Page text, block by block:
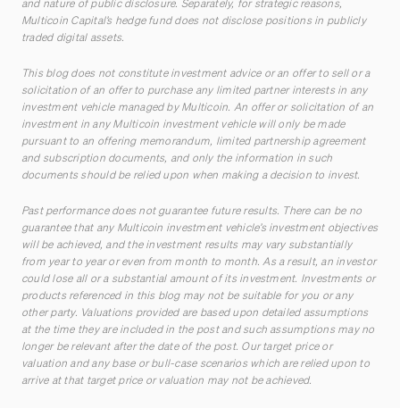
Multicoin Capital’s hedge fund does not disclose positions in publicly
traded digital assets.
This blog does not constitute investment advice or an offer to sell or a
solicitation of an offer to purchase any limited partner interests in any
investment vehicle managed by Multicoin. An offer or solicitation of an
investment in any Multicoin investment vehicle will only be made
pursuant to an offering memorandum, limited partnership agreement
and subscription documents, and only the information in such
documents should be relied upon when making a decision to invest.
Past performance does not guarantee future results. There can be no
guarantee that any Multicoin investment vehicle’s investment objectives
will be achieved, and the investment results may vary substantially
from year to year or even from month to month. As a result, an investor
could lose all or a substantial amount of its investment. Investments or
products referenced in this blog may not be suitable for you or any
other party. Valuations provided are based upon detailed assumptions
at the time they are included in the post and such assumptions may no
longer be relevant after the date of the post. Our target price or
valuation and any base or bull-case scenarios which are relied upon to
arrive at that target price or valuation may not be achieved.